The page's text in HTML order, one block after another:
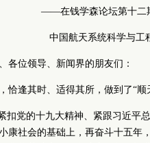
——在钱学森论坛第十二
中国航天系统科学与工
各位领导、新闻界的朋友们：
恰逢其时、适得其所，做到了“顺
扣党的十九大精神、紧跟习近平
康社会的基础上，再奋斗十五年